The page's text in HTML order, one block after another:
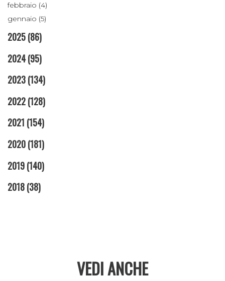
febbraio (4)
gennaio (5)
2025(86)
2024(95)
2023(134)
2022(128)
2021 (154)
2020(181)
2019(140)
2018(38)
VEDI ANCHE